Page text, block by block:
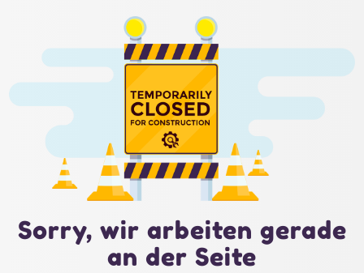
Sorry, wir arbeiten gerade
an der Seite